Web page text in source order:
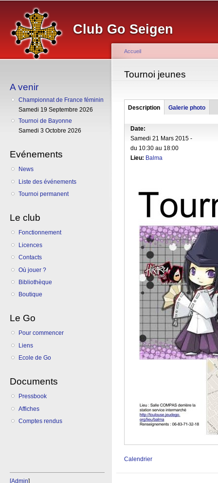
Club Go Seigen
A venir
Championnat de France féminin
Samedi 19 Septembre 2026
Tournoi de Bayonne
Samedi 3 Octobre 2026
Evénements
News
Liste des événements
Tournoi permanent
Le club
Fonctionnement
Licences
Contacts
Où jouer ?
Bibliothèque
Boutique
Le Go
Pour commencer
Liens
Ecole de Go
Documents
Pressbook
Affiches
Comptes rendus
[Admin]
Vous êtes ici
Accueil
Tournoi jeunes
Groupe
Description (onglet
Galerie photo
Date:
Samedi 21 Mars 2015 -
du 10:30 au 18:00
Lieu: Balma
Calendrier